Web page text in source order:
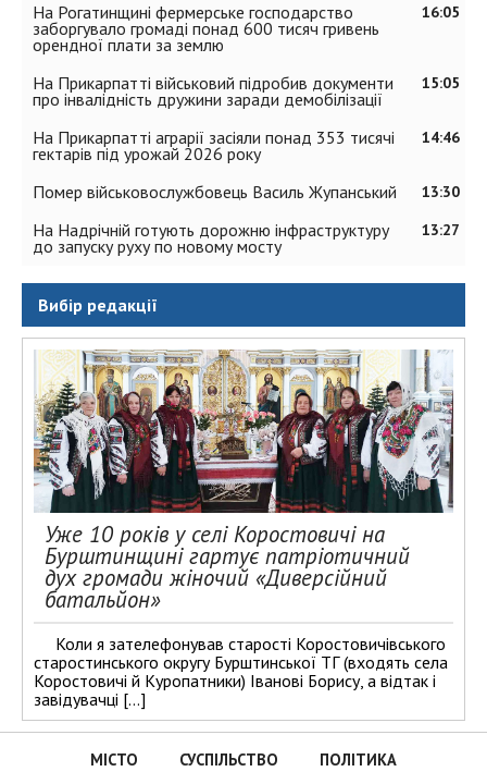
16:05
На Рогатинщині фермерське господарство
заборгувало громаді понад 600 тисяч гривень
орендної плати за землю
15:05
На Прикарпатті військовий підробив документи
про інвалідність дружини заради демобілізації
14:46
На Прикарпатті аграрії засіяли понад 353 тисячі
гектарів під урожай 2026 року
13:30
Помер військовослужбовець Василь Жупанський
13:27
На Надрічній готують дорожню інфраструктуру
до запуску руху по новому мосту
Вибір редакції
Уже 10 років у селі Коростовичі на
Бурштинщині гартує патріотичний
дух громади жіночий «Диверсійний
батальйон»
Коли я зателефонував старості Коростовичівського
старостинського округу Бурштинської ТГ (входять села
Коростовичі й Куропатники) Іванові Борису, а відтак і
завідувачці […]
МІСТО СУСПІЛЬСТВО
ПОЛІТИКА